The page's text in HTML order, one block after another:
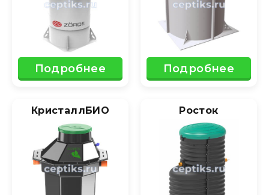
Подробнее Подробнее
КристаллБИО Росток